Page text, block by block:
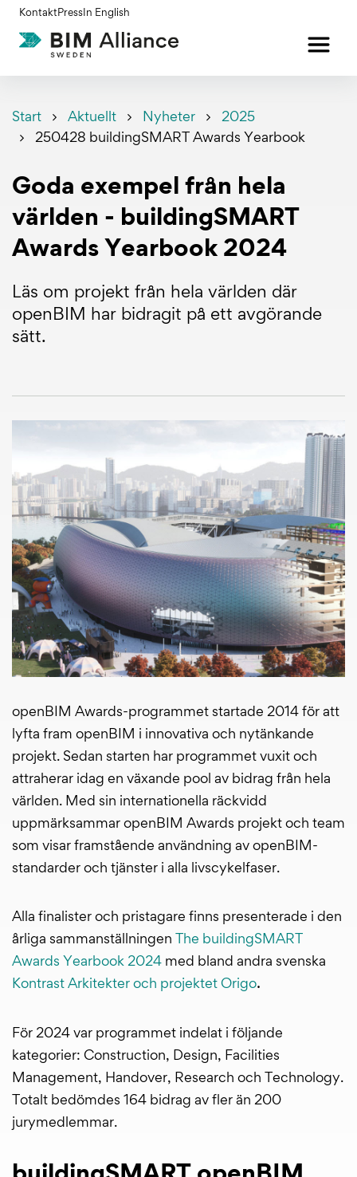
innehållet
Kontakt Press In English
Start Aktuellt Nyheter
2025
250428 buildingSMART Awards Yearbook
Goda exempel från hela
världen - buildingSMART
Awards Yearbook 2024
Läs om projekt från hela världen där
openBIM har bidragit på ett avgörande
sätt.
openBIM Awards-programmet startade 2014 för att
lyfta fram openBIM i innovativa och nytänkande
projekt. Sedan starten har programmet vuxit och
attraherar idag en växande pool av bidrag från hela
världen. Med sin internationella räckvidd
uppmärksammar openBIM Awards projekt och team
som visar framstående användning av openBIM-
standarder och tjänster i alla livscykelfaser.
Alla finalister och pristagare finns presenterade i den
årliga sammanställningen
The buildingSMART
Awards Yearbook 2024 med bland andra svenska
Kontrast Arkitekter och projektet Origo.
För 2024 var programmet indelat i följande
kategorier: Construction, Design, Facilities
Management, Handover, Research och Technology.
Totalt bedömdes 164 bidrag av fler än 200
jurymedlemmar.